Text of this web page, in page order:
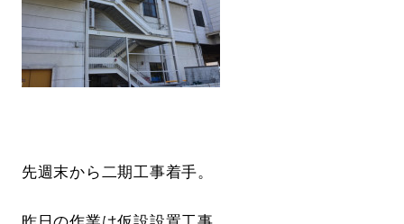
先週末から二期工事着手。